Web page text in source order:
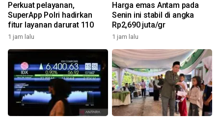
Perkuat pelayanan,
SuperApp Polri hadirkan
fitur layanan darurat 110
1 jam lalu
Harga emas Antam pada
Senin ini stabil di angka
Rp2,690 juta/gr
1 jam lalu